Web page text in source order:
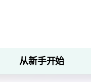
从新手开始